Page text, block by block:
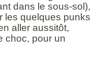
dans le sous-sol),
les quelques punks
aller aussitôt,
choc, pour un